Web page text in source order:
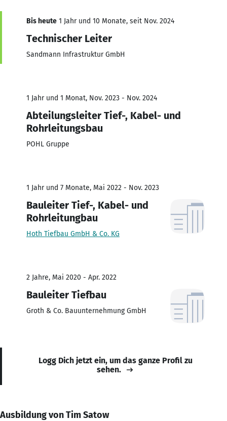
Bis heute 1 Jahr und 10 Monate, seit Nov. 2024
Technischer Leiter
Sandmann Infrastruktur GmbH
1 Jahr und 1 Monat, Nov. 2023 - Nov. 2024
Abteilungsleiter Tief-, Kabel- und
Rohrleitungsbau
POHL Gruppe
1 Jahr und 7 Monate, Mai 2022 - Nov. 2023
Bauleiter Tief-, Kabel- und
Rohrleitungbau
Hoth Tiefbau GmbH & Co. KG
2 Jahre, Mai 2020 - Apr. 2022
Bauleiter Tiefbau
Groth & Co. Bauunternehmung GmbH
Logg Dich jetzt ein, um das ganze Profil zu
sehen.
Ausbildung von Tim Satow